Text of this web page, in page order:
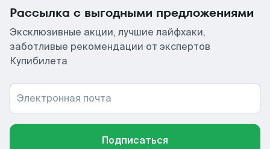
Рассылка с выгодными предложениями
Эксклюзивные акции, лучшие лайфхаки,
заботливые рекомендации от экспертов
Купибилета
Электронная почта
Подписаться